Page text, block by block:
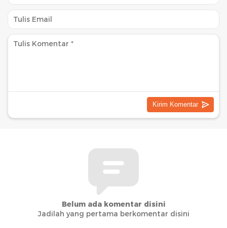
Belum ada komentar disini
Jadilah yang pertama berkomentar disini